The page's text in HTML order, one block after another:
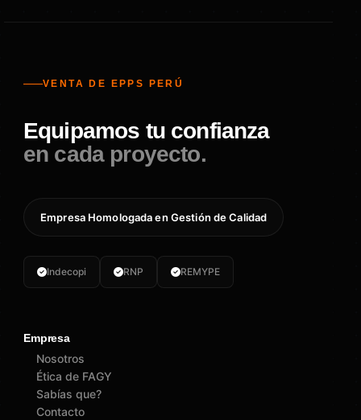
VENTA DE EPPS PERÚ
Equipamos tu confianza
en cada proyecto.
Empresa Homologada en Gestión de Calidad
Indecopi RNP REMYPE
Empresa
Nosotros
Ética de FAGY
Sabías que?
Contacto